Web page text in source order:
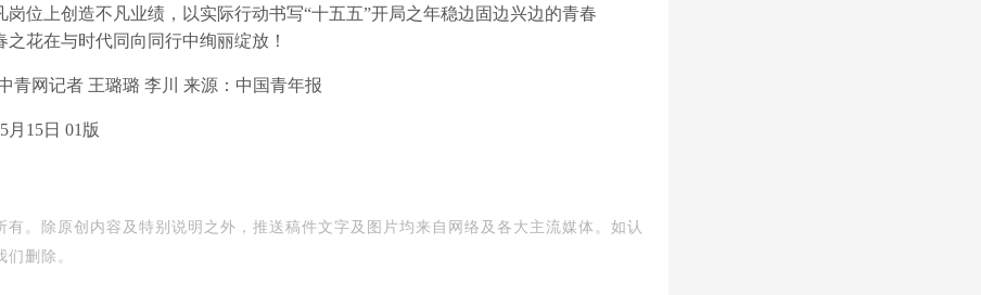
岗位上创造不凡业绩，以实际行动书写“十五五”开局之年稳边固边兴边的青春
之花在与时代同向同行中绚丽绽放！
网记者 王璐璐 李川 来源：中国青年报
15日 01版
有。除原创内容及特别说明之外，推送稿件文字及图片均来自网络及 各大主流媒体 。 如认
删除。